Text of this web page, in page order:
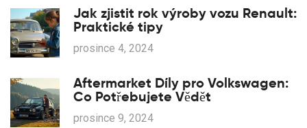
Jak zjistit rok výroby vozu Renault:
Praktické tipy
prosince 4, 2024
Aftermarket Díly pro Volkswagen:
Co Potřebujete Vědět
prosince 9, 2024